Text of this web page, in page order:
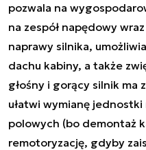
pozwala na
na zespół napędowy
naprawy silnika,
dachu kabiny, a także
głośny i gorący silnik ma
ułatwi wymianę
polowych (bo demontaż
remotoryzację, gdyby